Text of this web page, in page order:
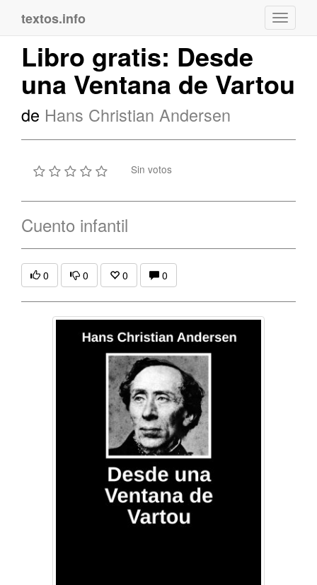
textos.info
Libro gratis: Desde
una Ventana de Vartou
de Hans Christian Andersen
Sin votos
Cuento infantil
0 0 0 0